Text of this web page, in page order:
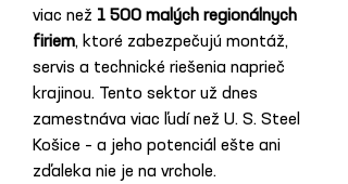
viac než 1 500 malých regionálnych
firiem, ktoré zabezpečujú montáž,
servis a technické riešenia naprieč
krajinou. Tento sektor už dnes
zamestnáva viac ľudí než U. S. Steel
Košice – a jeho potenciál ešte ani
zďaleka nie je na vrchole.